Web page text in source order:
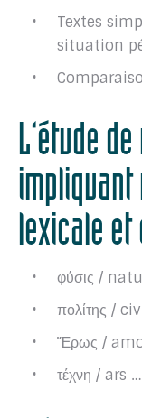
Textes
situation
L’étude
lexicale
φύσις /
πολίτης /
Ἔρως /
τέχνη /